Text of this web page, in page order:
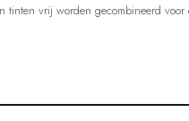
vrij worden gecombineerd